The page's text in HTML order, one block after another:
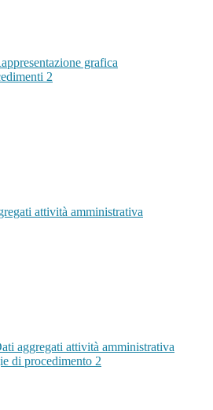
grafica
2
attività amministrativa
aggregati attività amministrativa
di procedimento 2